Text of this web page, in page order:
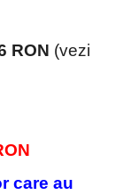
RON (vezi
care au